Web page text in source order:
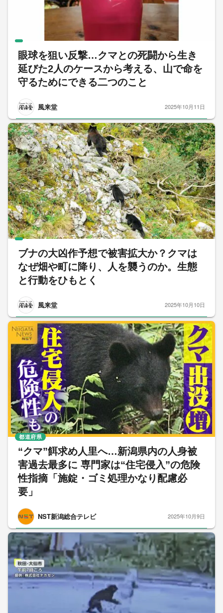
眼球を狙い反撃…クマとの死闘から生き
延びた2人のケースから考える、山で命を
守るためにできる二つのこと
風来堂 2025年10月11日
ブナの大凶作予想で被害拡大か？クマは
なぜ畑や町に降り、人を襲うのか。生態
と行動をひもとく
風来堂 2025年10月10日
“クマ”餌求め人里へ…新潟県内の人身被
害過去最多に 専門家は“住宅侵入”の危険
性指摘「施錠・ゴミ処理かなり配慮必
要」
NST新潟総合テレビ
都道府県
2025年10月9日